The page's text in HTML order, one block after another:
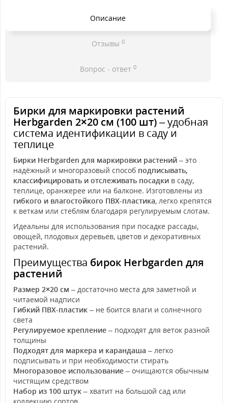
Описание
Отзывы 0
Вопрос - ответ 0
Бирки для маркировки растений
Herbgarden 2×20 см (100 шт)– удобная
система идентификации в саду и
теплице
Бирки Herbgarden для маркировки растений – это
надёжный и многоразовый способ подписывать,
классифицировать и отслеживать посадки в саду,
теплице, оранжерее или на балконе. Изготовлены из
гибкого и влагостойкого ПВХ-пластика, легко крепятся
к веткам или стеблям благодаря регулируемым слотам.
Идеальны для использования при посадке рассады,
овощей, плодовых деревьев, цветов и декоративных
растений.
Преимущества бирок Herbgarden для
растений
Размер 2×20 см – достаточно места для заметной и
читаемой надписи
Гибкий ПВХ-пластик – не боится влаги и солнечного
света
Регулируемое крепление – подходят для веток разной
толщины
Подходят для маркера и карандаша – легко
подписывать и при необходимости стирать
Многоразовое использование – очищаются обычным
чистящим средством
Набор из 100 штук – хватит на большой сад или